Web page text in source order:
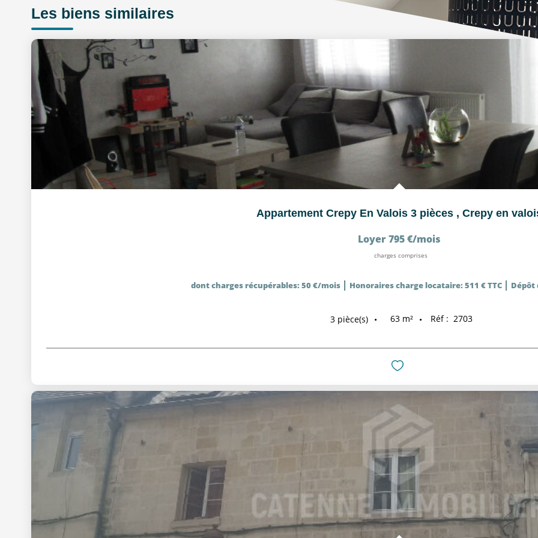
Les biens similaires
Appartement Crepy En Valois 3 pièces , Crepy en
Loyer 795 €/mois
charges comprises
dont charges récupérables: 50 €/mois | Honoraires charge locataire: 511 € TTC | Dépôt
3 pièce(s) 63 m² Réf : 2703